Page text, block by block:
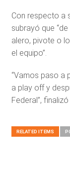
Con respecto a
subrayó que
alero, pivote o
el equipo”.
“Vamos paso a
a play off y
Federal”,
RELATED ITEMS